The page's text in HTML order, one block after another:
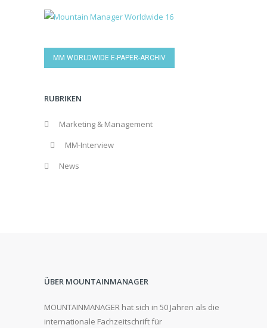
MM WORLDWIDE E-PAPER-ARCHIV
RUBRIKEN
Marketing & Management
MM-Interview
News
ÜBER MOUNTAINMANAGER
MOUNTAINMANAGER hat sich in 50 Jahren als die
internationale Fachzeitschrift für